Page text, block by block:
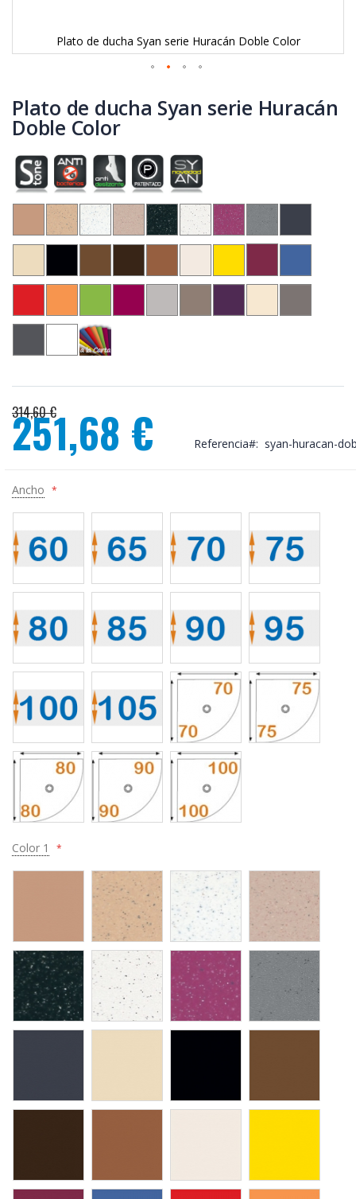
Plato de ducha Syan serie Huracán Doble Color
al
comienzo
de
galería
de
imágenes
Plato de ducha Syan serie Huracán
Doble Color
314,60 €
Precio
especial
251,68 € Referencia syan-huracan-
Ancho
Color 1